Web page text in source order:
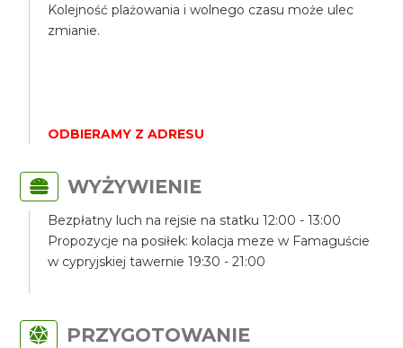
Kolejność plażowania i wolnego czasu może ulec
zmianie.
ODBIERAMY Z ADRESU
WYŻYWIENIE
Bezpłatny luch na rejsie na statku 12:00 - 13:00
Propozycje na posiłek: kolacja meze w Famaguście
w cypryjskiej tawernie 19:30 - 21:00
PRZYGOTOWANIE